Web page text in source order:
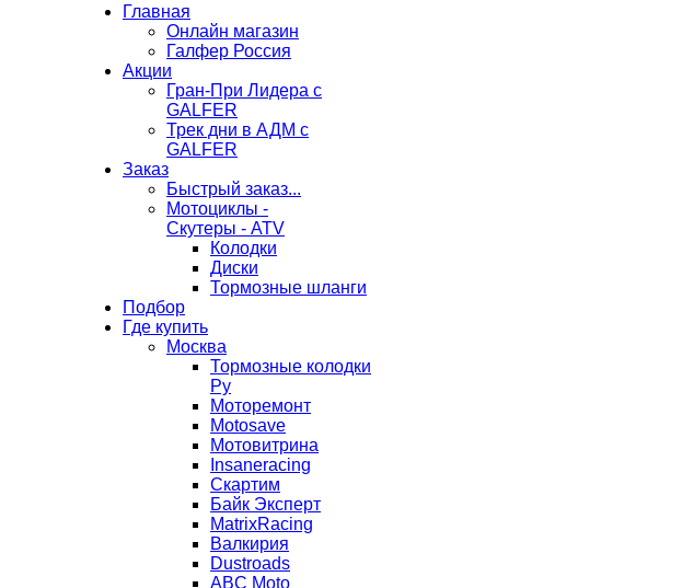
Главная
Онлайн магазин
Галфер Россия
Акции
Гран-При Лидера c
GALFER
Трек дни в АДМ с
GALFER
Заказ
Быстрый заказ...
Мотоциклы -
Скутеры - ATV
Колодки
Диски
Тормозные шланги
Подбор
Где купить
Москва
Тормозные колодки
Ру
Моторемонт
Motosave
Мотовитрина
Insaneracing
Скартим
Байк Эксперт
MatrixRacing
Валкирия
Dustroads
ABC Moto